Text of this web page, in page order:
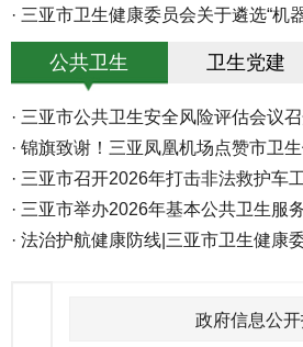
· 三亚市卫生健康委员会关于遴选“机
项...
公共卫生 卫生党建
· 三亚市公共卫生安全风险评估会议
· 锦旗致谢！三亚凤凰机场点赞市卫
救...
· 三亚市召开2026年打击非法救护车
· 三亚市举办2026年基本公共卫生服
· 法治护航健康防线|三亚市卫生健康
政府信息公